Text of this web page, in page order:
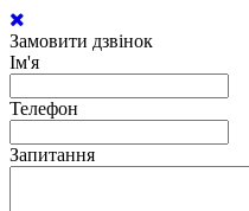
Замовити дзвінок
Ім'я
Телефон
Запитання